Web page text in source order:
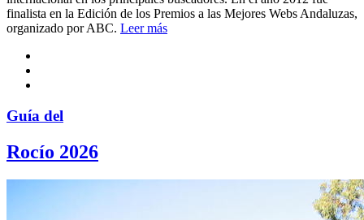
finalista en la Edición de los Premios a las Mejores Webs Andaluzas,
organizado por ABC. Leer más
Guía del
Rocío 2026